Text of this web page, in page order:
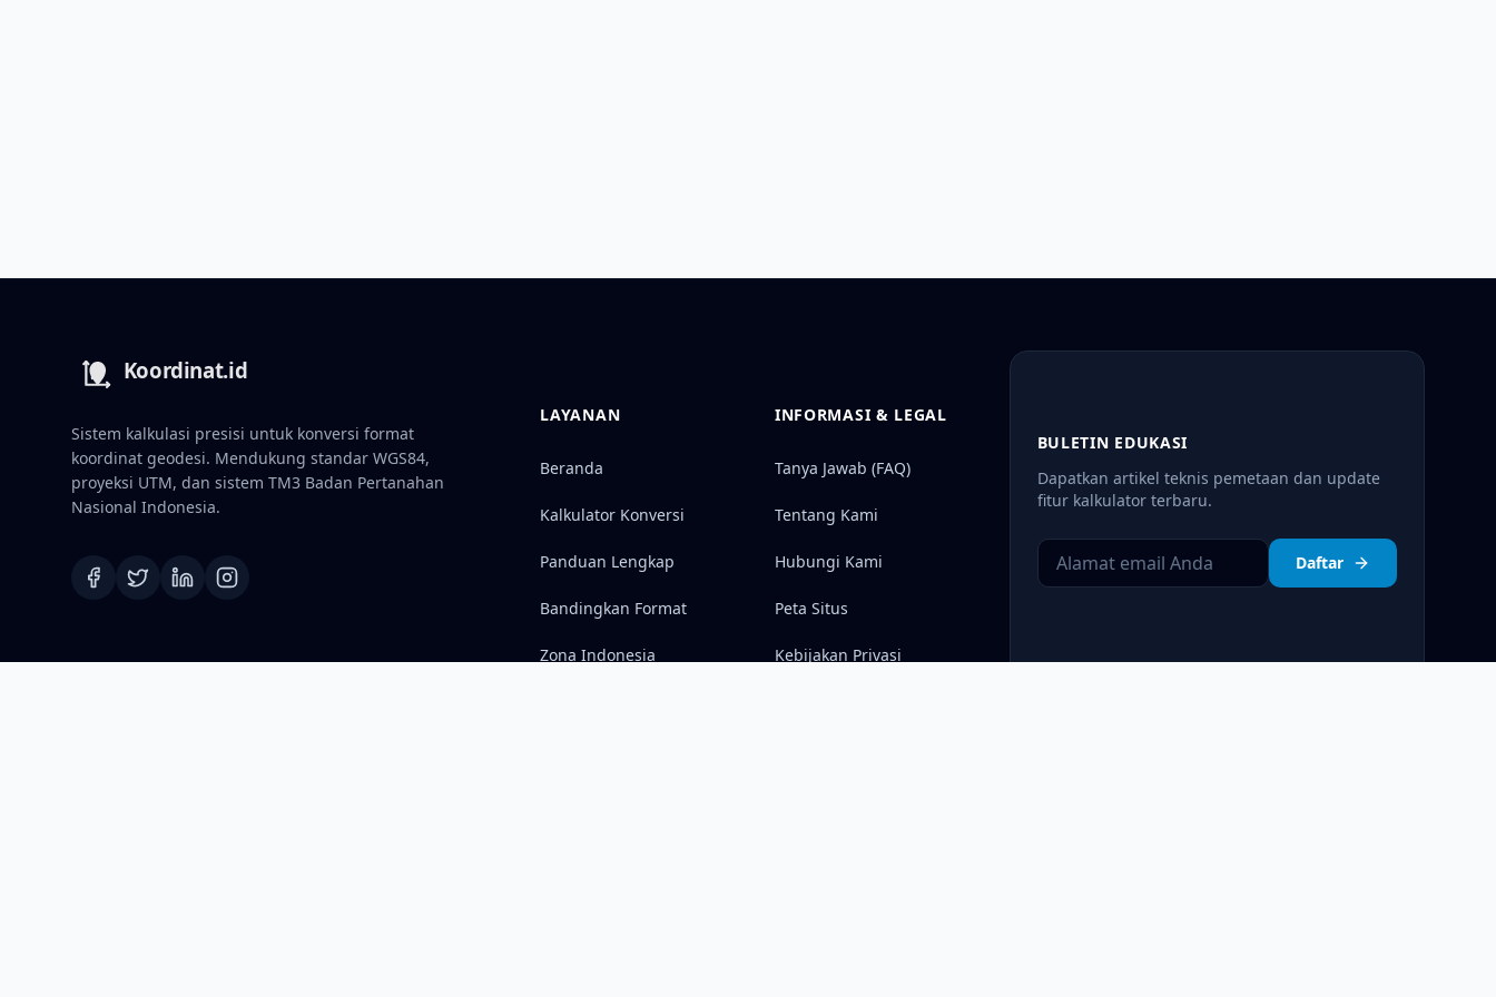
Sistem kalkulasi presisi untuk konversi format
koordinat geodesi. Mendukung standar WGS84,
proyeksi UTM, dan sistem TM3 Badan Pertanahan
Nasional Indonesia.
LAYANAN
Beranda
Kalkulator Konversi
Panduan Lengkap
Bandingkan Format
Zona Indonesia
INFORMASI & LEGAL
Tanya Jawab (FAQ)
Tentang Kami
Hubungi Kami
Peta Situs
Kebijakan Privasi
BULETIN EDUKASI
Dapatkan artikel teknis pemetaan dan update
fitur kalkulator terbaru.
Daftar